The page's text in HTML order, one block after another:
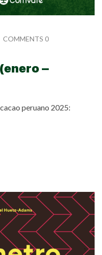
COMMENTS 0
–
peruano 2025: